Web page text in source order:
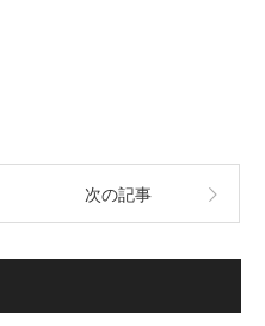
次の記事